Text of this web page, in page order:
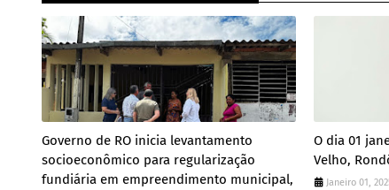
Governo de RO inicia levantamento
socioeconômico para regularização
fundiária em empreendimento municipal,
O dia 01
Velho,
Janeiro 01,